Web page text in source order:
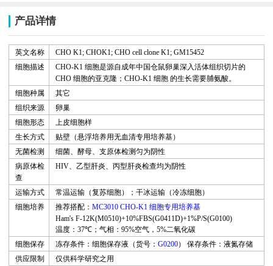
产品详情
英文名称 CHO K1; CHOK1; CHO cell clone K1; GM15452
细胞描述
CHO-K1 细胞是源自成年中国仓鼠卵巢深入活体组织切片的
CHO 细胞的亚克隆； CHO-K1 细胞 的生长需要脯氨酸。
细胞种属
其它
组织来源
卵巢
细胞形态
上皮细胞样
生长方式
贴壁（悬浮培养用无血清专用培养基）
无菌检测
细菌、酵母、支原体检测匀为阴性
病原体检
查
HIV、乙型肝炎、丙型肝炎检查均为阴性
运输方式 常温运输（复苏细胞）
；干冰运输（冷冻细胞）
细胞培养
推荐搭配： MC3010 CHO-K1 细胞专用培养基
Ham's F-12K(M0510)+10%FBS(G0411D)+1%P/S(G0100)
温度： 37℃；气相： 95%空气， 5%二氧化碳
细胞保存
冻存条件：细胞保存液（货号： G0200）
保存条件：液氮存储
供应限制
仅供科学研究之用